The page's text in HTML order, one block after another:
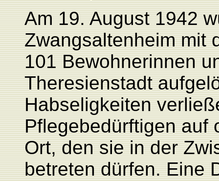
Am 19. August 1942
Zwangsaltenheim mit
101 Bewohnerinnen
Theresienstadt
Habseligkeiten
Pflegebedürftigen auf
Ort, den sie in der
betreten dürfen. Eine